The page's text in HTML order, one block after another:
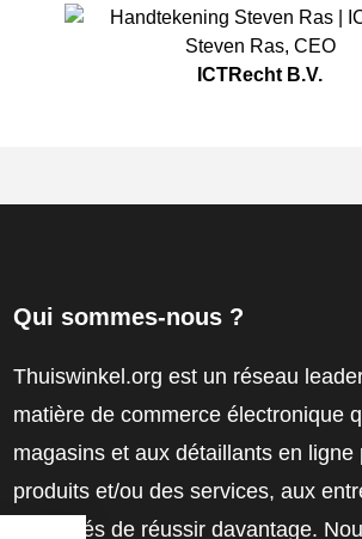
Steven Ras, CEO
ICTRecht B.V.
Qui sommes-nous ?
Thuiswinkel.org est un réseau
matière de commerce électronique
magasins et aux détaillants en ligne
produits et/ou des services, aux
employés de réussir davantage.